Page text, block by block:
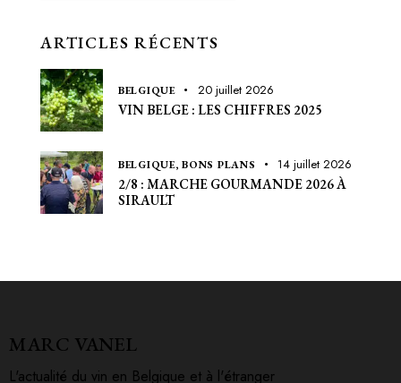
ARTICLES RÉCENTS
BELGIQUE
20 juillet 2026
VIN BELGE : LES CHIFFRES 2025
BELGIQUE,BONS PLANS
14 juillet 2026
2/8 : MARCHE GOURMANDE 2026 À
SIRAULT
MARC VANEL
L'actualité du vin en Belgique et à l'étranger